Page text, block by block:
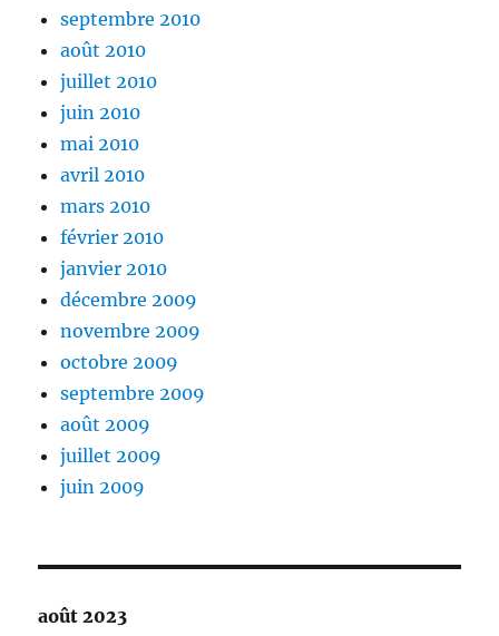
septembre 2010
août 2010
juillet 2010
juin 2010
mai 2010
avril 2010
mars 2010
février 2010
janvier 2010
décembre 2009
novembre 2009
octobre 2009
septembre 2009
août 2009
juillet 2009
juin 2009
août 2023